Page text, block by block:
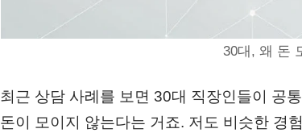
30대, 왜 돈
최근 상담 사례를 보면 30대 직장인들이 공
돈이 모이지 않는다는 거죠. 저도 비슷한 경